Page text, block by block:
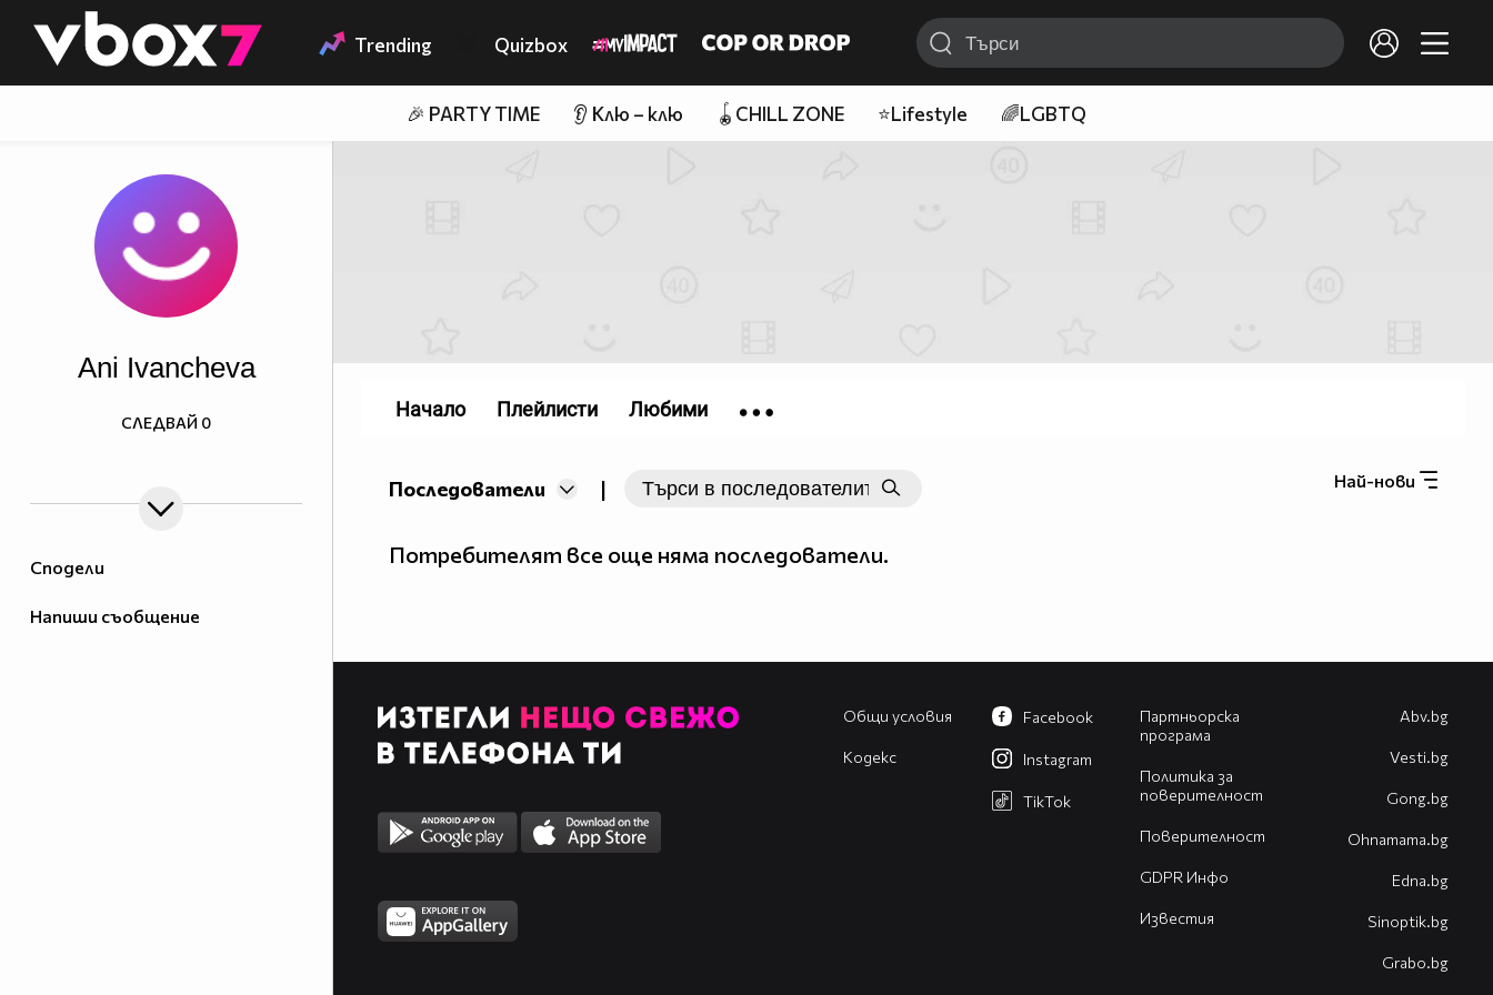
👾 Trending Quizbox
🎉 PARTY TIME 👂 Клю – клю 🪀CHILL ZONE ⭐Lifestyle 🌈LGBTQ
Сподели
Напиши съобщение
Ani Ivancheva
СЛЕДВАЙ 0
Последователи | Най-нови
Потребителят все още няма последователи.
Начало Плейлисти Любими
Общи условия
Кодекс
Партньорска
програма
Политика за
поверителност
Поверителност
GDPR Инфо
Известия
Facebook
Instagram
TikTok
Abv.bg
Vesti.bg
Gong.bg
Оhnamama.bg
Edna.bg
Sinoptik.bg
Grabo.bg